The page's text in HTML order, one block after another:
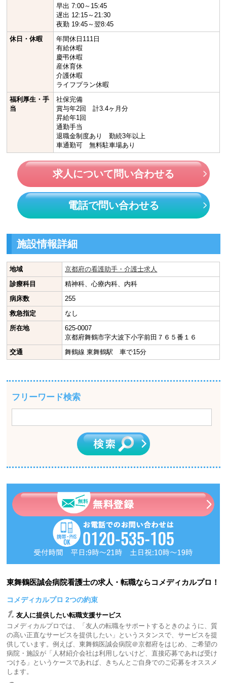
早出 7:00～15:45
遅出 12:15～21:30
夜勤 19:45～翌8:45
休日・休暇
年間休日111日
有給休暇
慶弔休暇
産休育休
介護休暇
ライフプラン休暇
福利厚生・手
当
社保完備
賞与年2回 計3.4ヶ月分
昇給年1回
通勤手当
退職金制度あり 勤続3年以上
車通勤可 無料駐車場あり
求人について問い合わせる
電話で問い合わせる
施設情報詳細
地域
京都府の看護助手・介護士求人
診療科目
精神科、心療内科、内科
病床数
255
救急指定
なし
所在地
625-0007
京都府舞鶴市字大波下小字前田７６５番１６
交通
舞鶴線 東舞鶴駅 車で15分
フリーワード検索
東舞鶴医誠会病院看護士の求人・転職ならコメディカルプロ！
コメディカルプロ 2つの約束
1. 友人に提供したい転職支援サービス
コメディカルプロでは、「友人の転職をサポートするときのように、質
の高い正直なサービスを提供したい」というスタンスで、サービスを提
供しています。例えば、東舞鶴医誠会病院＠京都府をはじめ、ご希望の
病院・施設が「人材紹介会社は利用しないけど、直接応募であれば受け
つける」というケースであれば、きちんとご自身でのご応募をオススメ
します。